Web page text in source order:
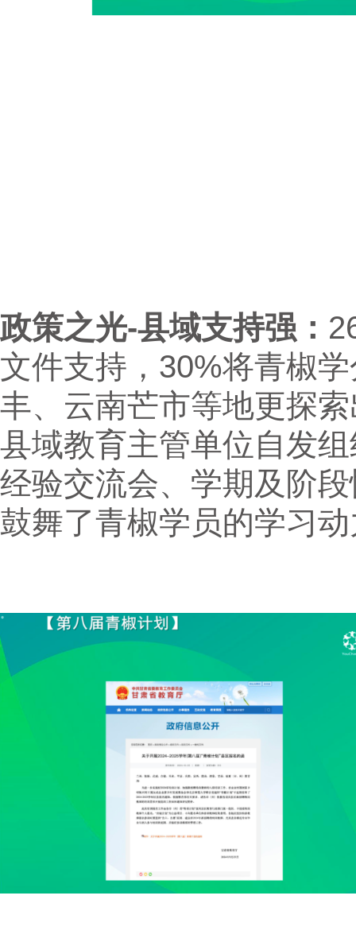
政策之光-县域支持强：
文件支持，30%将青椒
丰、云南芒市等地更探
县域教育主管单位自发
经验交流会、学期及阶
鼓舞了青椒学员的学习